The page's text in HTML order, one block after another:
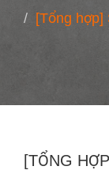
[Tổng hợp]
[TỔNG